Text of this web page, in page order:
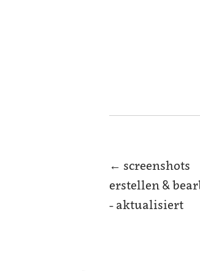
← screenshots
erstellen &
- aktualisiert